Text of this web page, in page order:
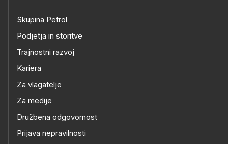
Skupina Petrol
Podjetja in storitve
Trajnostni razvoj
Kariera
Za vlagatelje
Za medije
Družbena odgovornost
Prijava nepravilnosti